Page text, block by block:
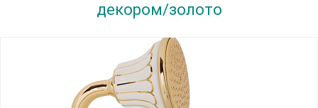
декором/золото